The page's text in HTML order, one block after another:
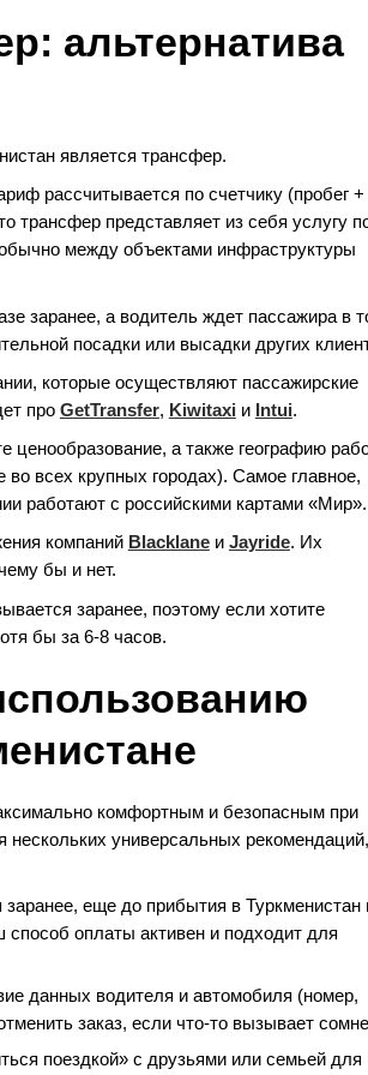
альтернатива
является трансфер.
рассчитывается по счетчику (пробег +
трансфер представляет из себя услугу
между объектами инфраструктуры
заранее, а водитель ждет пассажира в
посадки или высадки других
которые осуществляют пассажирские
про GetTransfer, Kiwitaxi и Intui.
а также географию
во всех крупных городах). Самое главное,
работают с российскими картами «Мир».
компаний Blacklaneи Jayride. Их
бы и нет.
заранее, поэтому если хотите
бы за 6-8 часов.
комфортным и безопасным при
нескольких универсальных рекомендаций,
заранее, еще до прибытия в Туркменистан
способ оплаты активен и подходит для
данных водителя и автомобиля (номер,
заказ, если что-то вызывает
поездкой» с друзьями или семьей для